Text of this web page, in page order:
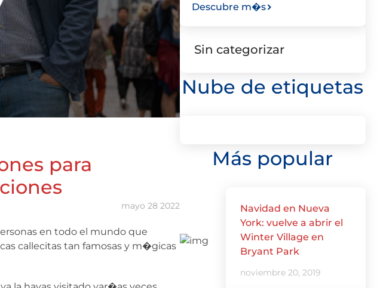
para
mayo 28 2022
en todo el mundo que
callecitas tan famosas y m�gicas
Descubre m�s
Sin categorizar
Nube de etiquetas
Más popular
Navidad en Nueva
York: vuelve a abrir el
Winter Village en
Bryant Park
noviembre 20, 2019